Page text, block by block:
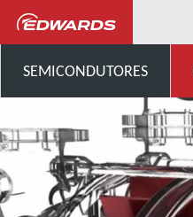
SEMICONDUTORES